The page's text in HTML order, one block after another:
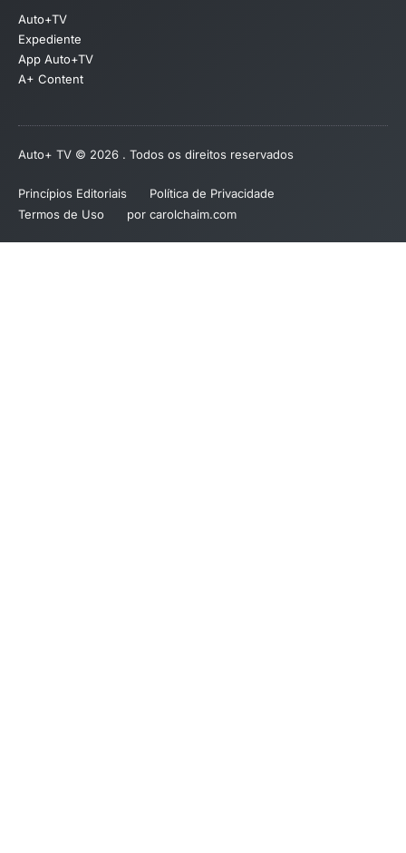
Auto+TV
Expediente
App Auto+TV
A+ Content
Auto+ TV © 2026 . Todos os direitos reservados
Princípios Editoriais
Política de Privacidade
Termos de Uso
por carolchaim.com